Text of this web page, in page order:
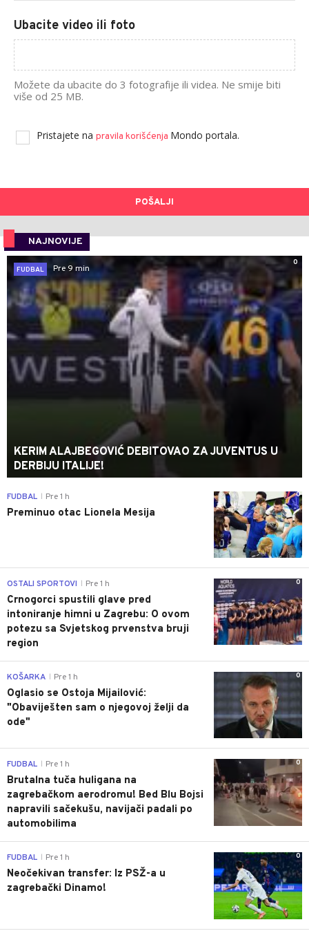
Ubacite video ili foto
Možete da ubacite do 3 fotografije ili videa. Ne smije biti
više od 25 MB.
Pristajete na pravila korišćenja Mondo portala.
POŠALJI
NAJNOVIJE
0
FUDBAL
Pre 9 min
KERIM ALAJBEGOVIĆ DEBITOVAO ZA JUVENTUS U
DERBIJU ITALIJE!
0
FUDBAL Pre 1 h
Preminuo otac Lionela Mesija
0
OSTALI SPORTOVI Pre 1 h
Crnogorci spustili glave pred
intoniranje himni u Zagrebu: O ovom
potezu sa Svjetskog prvenstva bruji
region
0
KOŠARKA Pre 1 h
Oglasio se Ostoja Mijailović:
"Obaviješten sam o njegovoj želji da
ode"
0
FUDBAL Pre 1 h
Brutalna tuča huligana na
zagrebačkom aerodromu! Bed Blu Bojsi
napravili sačekušu, navijači padali po
automobilima
0
FUDBAL Pre 1 h
Neočekivan transfer: Iz PSŽ-a u
zagrebački Dinamo!